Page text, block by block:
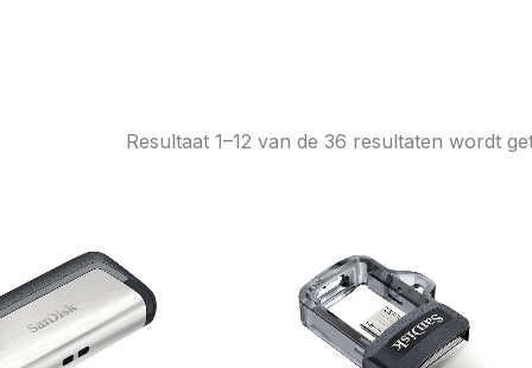
Resultaat 1–12 van de 36 resultaten wordt